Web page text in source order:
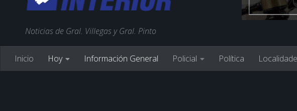
Noticias de Gral. Villegas y Gral. Pinto
Inicio Hoy Información General Policial Política